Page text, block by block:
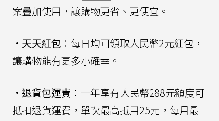
案疊加使用，讓購物更省、更便宜。
• 天天紅包： 每日均可領取人民幣2元紅包，
讓購物能有更多小確幸。
• 退貨包運費： 一年享有人民幣288元額度可
抵扣退貨運費，單次最高抵用25元，每月最